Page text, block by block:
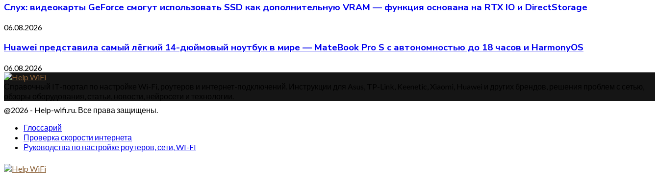
Слух: видеокарты GeForce смогут использовать SSD как дополнительную VRAM — функция основана на RTX IO и DirectStorage
06.08.2026
Huawei представила самый лёгкий 14-дюймовый ноутбук в мире — MateBook Pro S с автономностью до 18 часов и HarmonyOS
06.08.2026
@2026 - Help-wifi.ru. Все права защищены.
Глоссарий
Проверка скорости интернета
Руководства по настройке роутеров, сети, WI-FI